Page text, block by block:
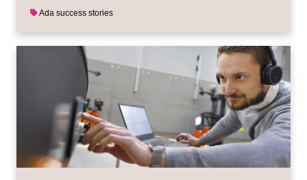
Ada success stories